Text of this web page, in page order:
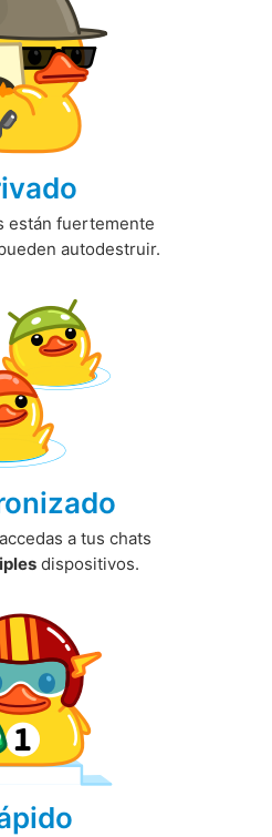
están fuertemente
autodestruir.
a tus chats
dispositivos.